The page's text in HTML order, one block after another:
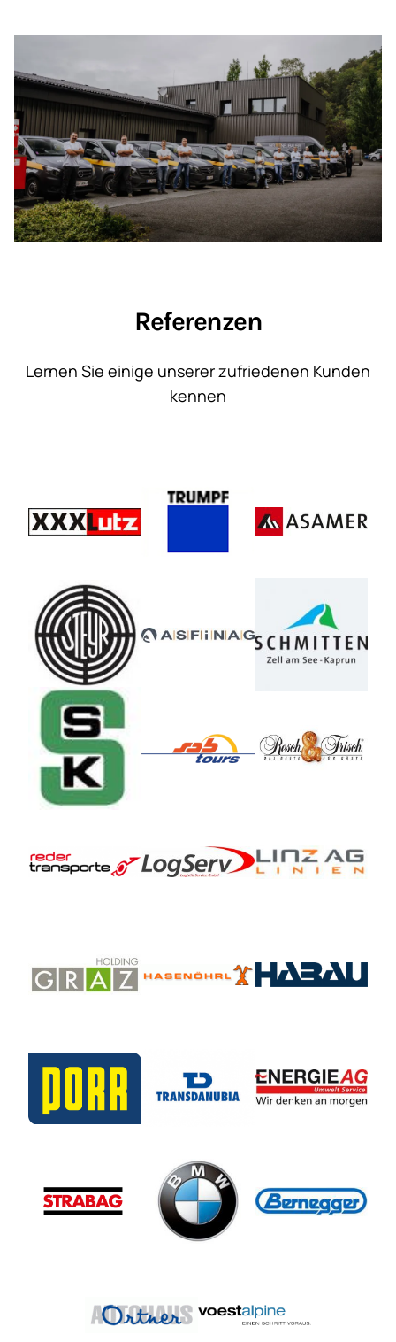
Referenzen
Lernen Sie einige unserer zufriedenen Kunden
kennen